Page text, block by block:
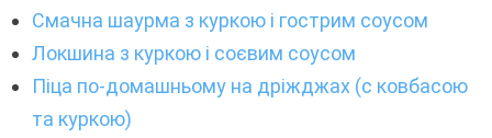
Смачна шаурма з куркою і гострим соусом
Локшина з куркою і соєвим соусом
Піца по-домашньому на дріжджах (c ковбасою
та куркою)